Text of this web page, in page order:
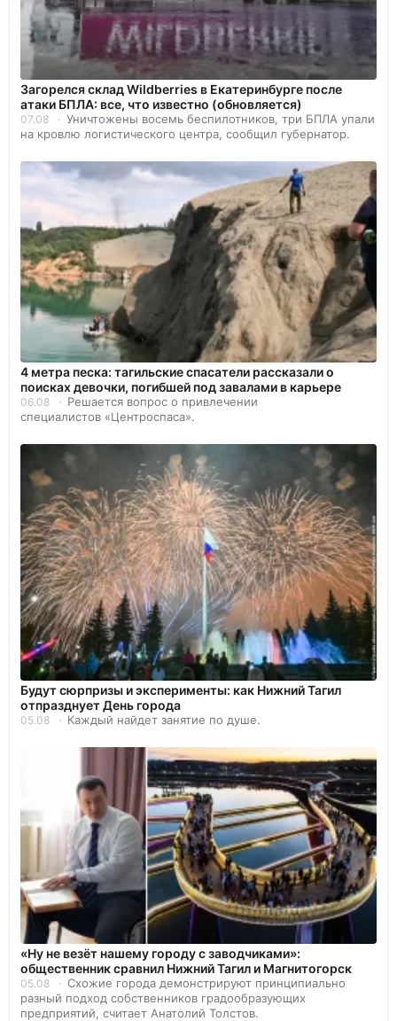
Загорелся склад Wildberries в Екатеринбурге после
атаки БПЛА: все, что известно (обновляется)
07.08
Уничтожены восемь беспилотников, три БПЛА упали
на кровлю логистического центра, сообщил губернатор.
4 метра песка: тагильские спасатели рассказали о
поисках девочки, погибшей под завалами в карьере
06.08
Решается вопрос о привлечении
специалистов «Центроспаса».
Будут сюрпризы и эксперименты: как Нижний Тагил
отпразднует День города
05.08 Каждый найдет занятие по душе.
«Ну не везёт нашему городу с заводчиками»:
общественник сравнил Нижний Тагил и Магнитогорск
05.08
Схожие города демонстрируют принципиально
разный подход собственников градообразующих
предприятий, считает Анатолий Толстов.